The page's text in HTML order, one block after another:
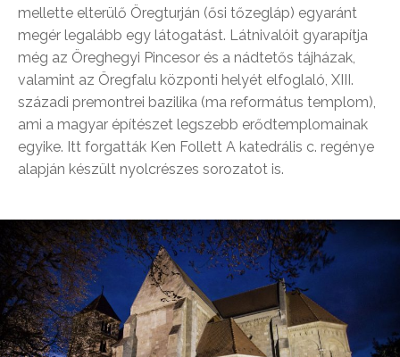
mellette elterülő Öregturján (ősi tőzegláp) egyaránt
megér legalább egy látogatást. Látnivalóit gyarapítja
még az Öreghegyi Pincesor és a nádtetős tájházak,
valamint az Öregfalu központi helyét elfoglaló, XIII.
századi premontrei bazilika (ma református templom),
ami a magyar építészet legszebb erődtemplomainak
egyike. Itt forgatták Ken Follett A katedrális c. regénye
alapján készült nyolcrészes sorozatot is.